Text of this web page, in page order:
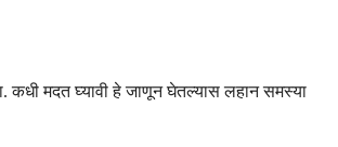
कधी मदत घ्यावी हे जाणून घेतल्यास लहान समस्या